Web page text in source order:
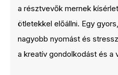
a résztvevők mernek
ötletekkel előállni. Egy
nagyobb nyomást és
a kreatív gondolkodást és a